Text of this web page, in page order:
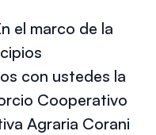
el marco de la
con ustedes la
Cooperativo
Agraria Corani